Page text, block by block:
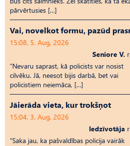
pārvērtusies […]
Vai, novelkot formu, pazūd
15:08, 5. Aug, 2026
Seniore V.
“Nevaru saprast, kā policists var nosist
cilvēku. Jā, neesot bijis darbā, bet vai
policistiem neiemāca, […]
Jāierāda vieta, kur trokšņot
15:04, 3. Aug, 2026
Iedzīvotāja
“Saka jau, ka pašvaldības policija vairāk